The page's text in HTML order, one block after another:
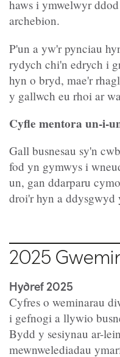
haws i ymwelwyr
archebion.
P'un a yw'r pynciau
rydych chi'n edrych i
hyn o bryd, mae'r
y gallwch eu rhoi ar
Cyfle mentora un-i-
Gall busnesau sy'n
fod yn gymwys i
un, gan ddarparu
droi'r hyn a ddysgwyd
2025
Hydref 2025
Cyfres o weminarau
i gefnogi a llywio
Bydd y sesiynau ar-
mewnwelediadau